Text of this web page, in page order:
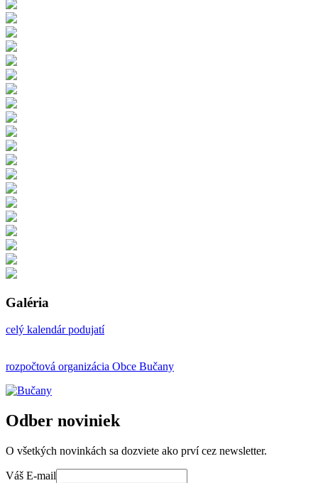
Galéria
celý kalendár podujatí
rozpočtová organizácia Obce Bučany
Odber noviniek
O všetkých novinkách sa dozviete ako prví cez newsletter.
Váš E-mail